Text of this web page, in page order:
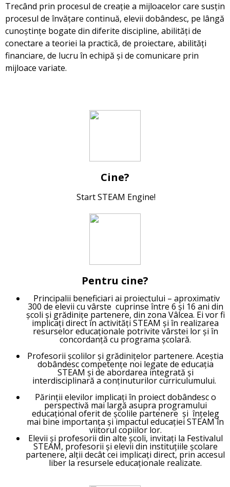
Trecând prin procesul de creație a mijloacelor care susțin
procesul de învățare continuă, elevii dobândesc, pe lângă
cunoștințe bogate din diferite discipline, abilități de
conectare a teoriei la practică, de proiectare, abilități
financiare, de lucru în echipă și de comunicare prin
mijloace variate.
Cine?
Start STEAM Engine!
Pentru cine?
Principalii beneficiari ai proiectului – aproximativ
300 de elevii cu vârste cuprinse între 6 și 16 ani din
școli și grădinițe partenere, din zona Vâlcea. Ei vor fi
implicați direct în activități STEAM și în realizarea
resurselor educaționale potrivite vârstei lor și în
concordanță cu programa școlară.
Profesorii școlilor și grădinițelor partenere. Aceștia
dobândesc competențe noi legate de educația
STEAM și de abordarea integrată și
interdisciplinară a conținuturilor curriculumului.
Părinții elevilor implicați în proiect dobândesc o
perspectivă mai largă asupra programului
educațional oferit de școlile partenere și înțeleg
mai bine importanța și impactul educației STEAM în
viitorul copiilor lor.
Elevii și profesorii din alte școli, invitați la Festivalul
STEAM, profesorii și elevii din instituțiile școlare
partenere, alții decât cei implicați direct, prin accesul
liber la resursele educaționale realizate.